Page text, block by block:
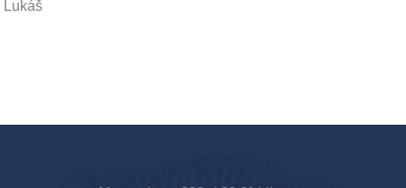
Lukáš